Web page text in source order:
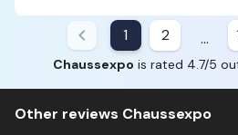
1 2 ...
Chaussexpo is rated 4.7/5
Other reviews Chaussexpo